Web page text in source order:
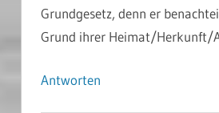
Grundgesetz, denn er
Grund ihrer Heimat/Herkunft/
Antworten